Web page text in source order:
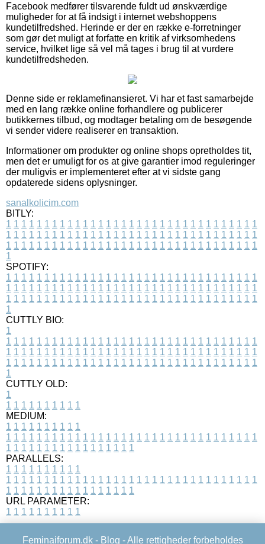
Facebook medfører tilsvarende fuldt ud ønskværdige
muligheder for at få indsigt i internet webshoppens
kundetilfredshed. Herinde er der en række e-forretninger
som gør det muligt at forfatte en kritik af virksomhedens
service, hvilket lige så vel må tages i brug til at vurdere
kundetilfredsheden.
Denne side er reklamefinansieret. Vi har et fast samarbejde
med en lang række online forhandlere og publicerer
butikkernes tilbud, og modtager betaling om de besøgende
vi sender videre realiserer en transaktion.
Informationer om produkter og online shops opretholdes tit,
men det er umuligt for os at give garantier imod reguleringer
der muligvis er implementeret efter at vi sidste gang
opdaterede sidens oplysninger.
sanalkolicim.com
BITLY:
1 1 1 1 1 1 1 1 1 1 1 1 1 1 1 1 1 1 1 1 1 1 1 1 1 1 1 1 1 1 1 1 1
1 1 1 1 1 1 1 1 1 1 1 1 1 1 1 1 1 1 1 1 1 1 1 1 1 1 1 1 1 1 1 1 1
1 1 1 1 1 1 1 1 1 1 1 1 1 1 1 1 1 1 1 1 1 1 1 1 1 1 1 1 1 1 1 1 1
1
SPOTIFY:
1 1 1 1 1 1 1 1 1 1 1 1 1 1 1 1 1 1 1 1 1 1 1 1 1 1 1 1 1 1 1 1 1
1 1 1 1 1 1 1 1 1 1 1 1 1 1 1 1 1 1 1 1 1 1 1 1 1 1 1 1 1 1 1 1 1
1 1 1 1 1 1 1 1 1 1 1 1 1 1 1 1 1 1 1 1 1 1 1 1 1 1 1 1 1 1 1 1 1
1
CUTTLY BIO:
1
1 1 1 1 1 1 1 1 1 1 1 1 1 1 1 1 1 1 1 1 1 1 1 1 1 1 1 1 1 1 1 1 1
1 1 1 1 1 1 1 1 1 1 1 1 1 1 1 1 1 1 1 1 1 1 1 1 1 1 1 1 1 1 1 1 1
1 1 1 1 1 1 1 1 1 1 1 1 1 1 1 1 1 1 1 1 1 1 1 1 1 1 1 1 1 1 1 1 1
1
CUTTLY OLD:
1
1 1 1 1 1 1 1 1 1 1
MEDIUM:
1 1 1 1 1 1 1 1 1 1
1 1 1 1 1 1 1 1 1 1 1 1 1 1 1 1 1 1 1 1 1 1 1 1 1 1 1 1 1 1 1 1 1
1 1 1 1 1 1 1 1 1 1 1 1 1 1 1 1 1
PARALLELS:
1 1 1 1 1 1 1 1 1 1
1 1 1 1 1 1 1 1 1 1 1 1 1 1 1 1 1 1 1 1 1 1 1 1 1 1 1 1 1 1 1 1 1
1 1 1 1 1 1 1 1 1 1 1 1 1 1 1 1 1
URL PARAMETER:
1 1 1 1 1 1 1 1 1 1
Feminaiforum.dk - Blog - Alle rettigheder forbeholdes